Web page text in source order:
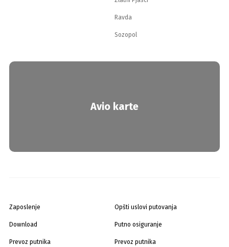
Ravda
Sozopol
Avio karte
Zaposlenje
Download
Prevoz putnika
Opšti uslovi putovanja
Putno osiguranje
Prevoz putnika